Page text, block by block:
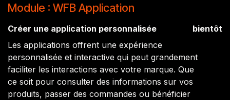
Module : WFB Application
Créer une application personnalisée
bientôt
Les applications offrent une expérience
personnalisée et interactive qui peut grandement
faciliter les interactions avec votre marque. Que
ce soit pour consulter des informations sur vos
produits, passer des commandes ou bénéficier